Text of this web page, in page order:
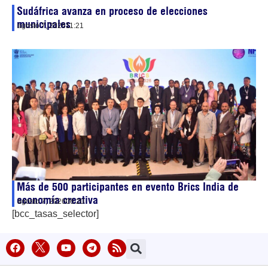
Sudáfrica avanza en proceso de elecciones
municipales
agosto 7, 202611:21
Más de 500 participantes en evento Brics India de
economía creativa
agosto 7, 202606:20
[bcc_tasas_selector]